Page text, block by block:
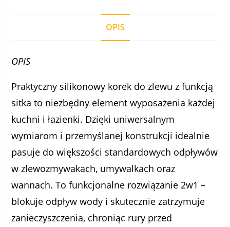
OPIS
OPIS
Praktyczny silikonowy korek do zlewu z funkcją
sitka to niezbędny element wyposażenia każdej
kuchni i łazienki. Dzięki uniwersalnym
wymiarom i przemyślanej konstrukcji idealnie
pasuje do większości standardowych odpływów
w zlewozmywakach, umywalkach oraz
wannach. To funkcjonalne rozwiązanie 2w1 –
blokuje odpływ wody i skutecznie zatrzymuje
zanieczyszczenia, chroniąc rury przed